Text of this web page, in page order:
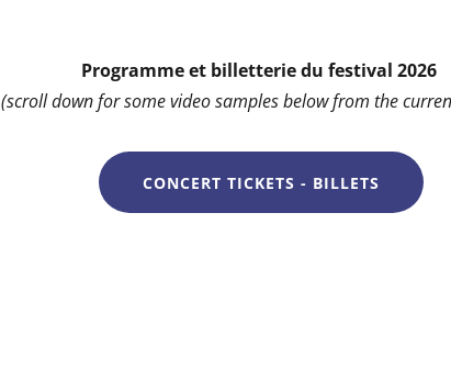
Programme et billetterie du festival 2026
(scroll down for some video samples below from the
CONCERT TICKETS - BILLETS